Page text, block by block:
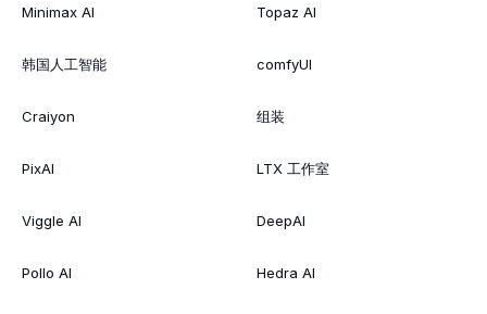
Minimax AI
韩国人工智能
Craiyon
PixAI
Viggle AI
Pollo AI
Topaz AI
comfyUI
组装
LTX 工作室
DeepAI
Hedra AI